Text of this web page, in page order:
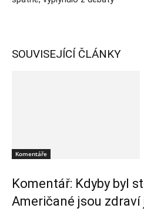
SOUVISEJÍCÍ ČLÁNKY
Komentáře
Komentář: Kdyby byl
Američané jsou zdraví